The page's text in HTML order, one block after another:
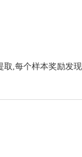
,每个样本奖励发现